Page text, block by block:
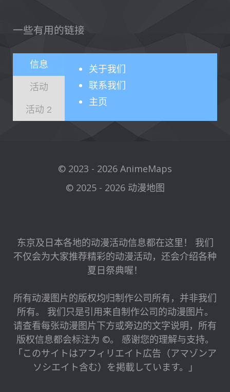
一些有用的链接
信息
活动
活动 2
关于我们
联系我们
主页
© 2023 - 2026 AnimeMaps
© 2025 - 2026 动漫地图
东京及日本各地的动漫活动信息都在这里！ 我们
不仅会为大家推荐精彩的动漫活动，还会介绍各种
夏日祭典喔！
所有动漫图片的版权均归制作公司所有，并非我们
所有。 我们只是引用来自制作公司的动漫图片。
请查看每张动漫图片下方或旁边的文字说明，所有
版权信息都会标注为 ©。 感谢您的理解与支持。
「このサイトはアフィリエイト広告（アマゾンア
ソシエイト含む）を掲載しています。」